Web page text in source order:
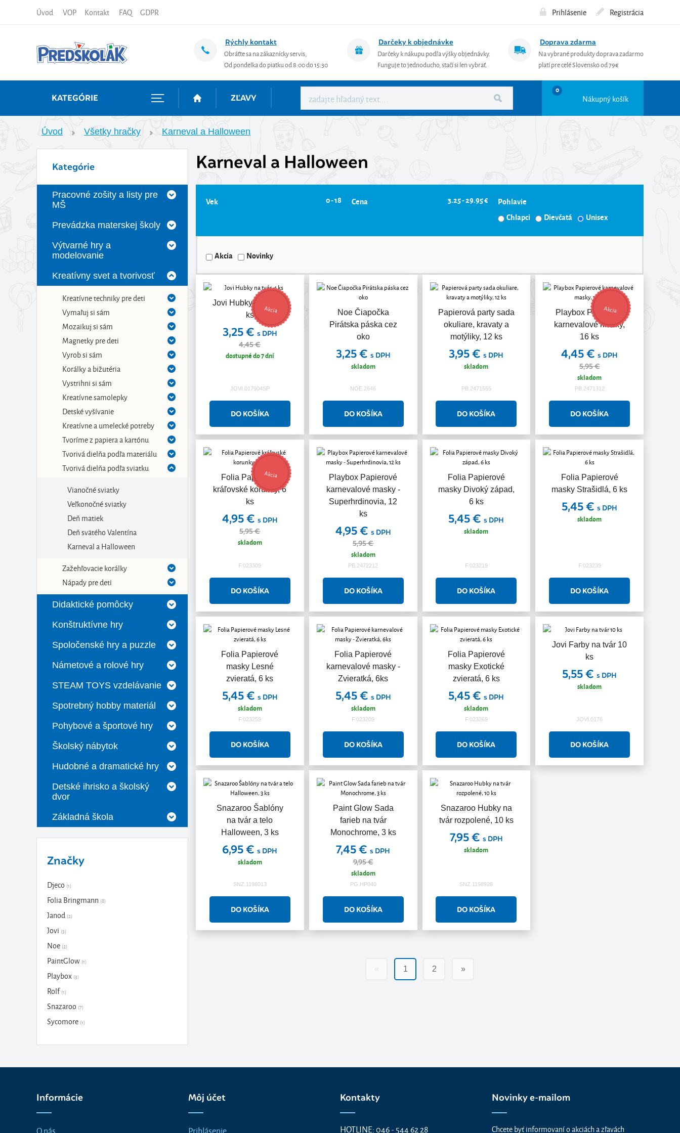
Úvod VOP Kontakt FAQ GDPR Prihlásenie Registrácia
Rýchly kontakt
Obráťte sa na zákaznícky servis,
Od pondelka do piatku od 8:00 do 15:30
Darčeky k objednávke
Darčeky k nákupu podľa výšky objednávky.
Funguje to jednoducho, stačí si len vybrať.
Doprava zdarma
Na vybrané produkty doprava zadarmo
platí pre celé Slovensko od 79€
KATEGÓRIE ZĽAVY
0
Nákupný košík
Úvod Všetky hračky Karneval a Halloween
Kategórie
Pracovné zošity a listy pre
MŠ
Prevádzka materskej školy
Výtvarné hry a
modelovanie
Kreatívny svet a tvorivosť
Kreatívne techniky pre deti
Vymaľuj si sám
Mozaikuj si sám
Magnetky pre deti
Vyrob si sám
Korálky a bižutéria
Vystrihni si sám
Kreatívne samolepky
Detské vyšívanie
Kreatívne a umelecké potreby
Tvoríme z papiera a kartónu
Tvorivá dielňa podľa materiálu
Tvorivá dielňa podľa sviatku
Vianočné sviatky
Veľkonočné sviatky
Deň matiek
Deň svätého Valentína
Karneval a Halloween
Zažehľovacie korálky
Nápady pre deti
Didaktické pomôcky
Konštruktívne hry
Spoločenské hry a puzzle
Námetové a rolové hry
STEAM TOYS vzdelávanie
Spotrebný hobby materiál
Pohybové a športové hry
Školský nábytok
Hudobné a dramatické hry
Detské ihrisko a školský
dvor
Základná škola
Značky
Djeco (1)
Folia Bringmann (8)
Janod (2)
Jovi (3)
Noe (2)
PaintGlow (1)
Playbox (3)
Rolf (1)
Snazaroo (7)
Sycomore (1)
Karneval a Halloween
Vek 0 - 18 Cena 3.25 - 29.95 €
Pohlavie
Chlapci
Dievčatá Unisex
Akcia Novinky
Jovi Hubky na tvár, 4
ks
Akcia
3,25 € s DPH
4,45 €
dostupné do 7 dní
JOVI.017904SP
Noe Čiapočka
Pirátska páska cez
oko
3,25 € s DPH
skladom
NOE.2646
Papierová party sada
okuliare, kravaty a
motýliky, 12 ks
3,95 €s DPH
skladom
PB.2471555
Playbox Papierové
karnevalové masky,
16 ks
Akcia
4,45 €s DPH
5,95 €
skladom
PB.2471312
Folia Papierové
kráľovské korunky, 6
ks
Akcia
4,95 € s DPH
5,95 €
skladom
F.023309
Playbox Papierové
karnevalové masky -
Superhrdinovia, 12
ks
4,95 € s DPH
5,95 €
skladom
PB.2472212
Folia Papierové
masky Divoký západ,
6 ks
5,45 €s DPH
skladom
F.023219
Folia Papierové
masky Strašidlá, 6 ks
5,45 €s DPH
skladom
F.023239
Folia Papierové
masky Lesné
zvieratá, 6 ks
5,45 € s DPH
skladom
F.023259
Folia Papierové
karnevalové masky -
Zvieratká, 6ks
5,45 € s DPH
skladom
F.023209
Folia Papierové
masky Exotické
zvieratá, 6 ks
5,45 €s DPH
skladom
F.023269
Jovi Farby na tvár 10
ks
5,55 €s DPH
skladom
JOVI.0176
Snazaroo Šablóny
na tvár a telo
Halloween, 3 ks
6,95 €s DPH
skladom
SNZ.1198013
Paint Glow Sada
farieb na tvár
Monochrome, 3 ks
7,45 €s DPH
9,95 €
skladom
PG.HP040
Snazaroo Hubky na
tvár rozpolené, 10 ks
7,95 € s DPH
skladom
SNZ.1198928
« 1 2 »
Informácie
O nás
Môj účet
Prihlásenie
Kontakty
HOTLINE: 046 - 544 62 28
Novinky e-mailom
Chcete byť informovaní o akciách a zľavách